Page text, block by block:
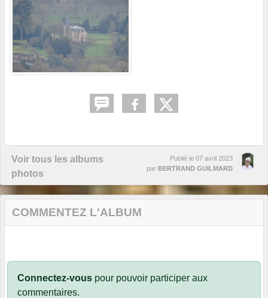
Voir tous les albums
photos
Publié le 07 avril 2023
par BERTRAND GUILMARD
COMMENTEZ L'ALBUM
Connectez-vous pour pouvoir participer aux
commentaires.